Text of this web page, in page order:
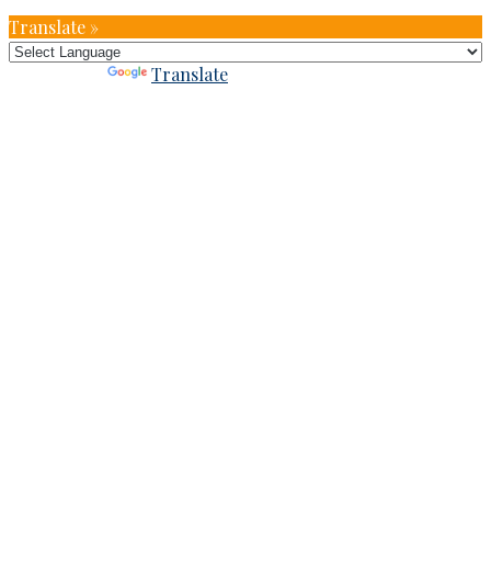
Translate »
Translate